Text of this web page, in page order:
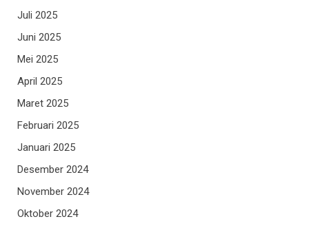
Juli 2025
Juni 2025
Mei 2025
April 2025
Maret 2025
Februari 2025
Januari 2025
Desember 2024
November 2024
Oktober 2024